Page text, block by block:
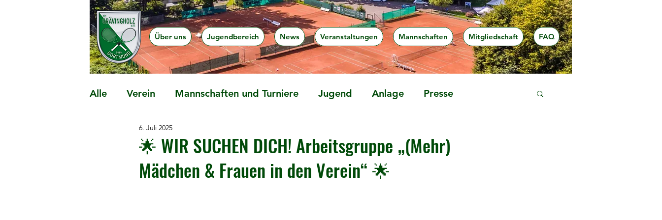
Über uns Jugendbereich News Veranstaltungen Mannschaften Mitgliedschaft FAQ
Alle Verein Mannschaften und Turniere Jugend Anlage Presse
Präventionsangebote
🌟 WIR SUCHEN DICH! Arbeitsgruppe „(Mehr)
Mädchen & Frauen in den Verein“ 🌟
6. Juli 2025